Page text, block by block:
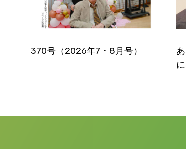
370号（2026年7・8月号）